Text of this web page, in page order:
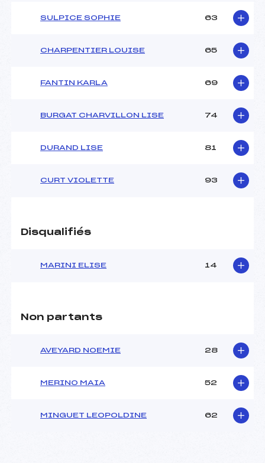
SULPICE SOPHIE 63
CHARPENTIER LOUISE 65
FANTIN KARLA 69
BURGAT CHARVILLON LISE 74
DURAND LISE 81
CURT VIOLETTE 93
Disqualifiés
MARINI ELISE 14
Non partants
AVEYARD NOEMIE 28
MERINO MAIA 52
MINGUET LEOPOLDINE 62